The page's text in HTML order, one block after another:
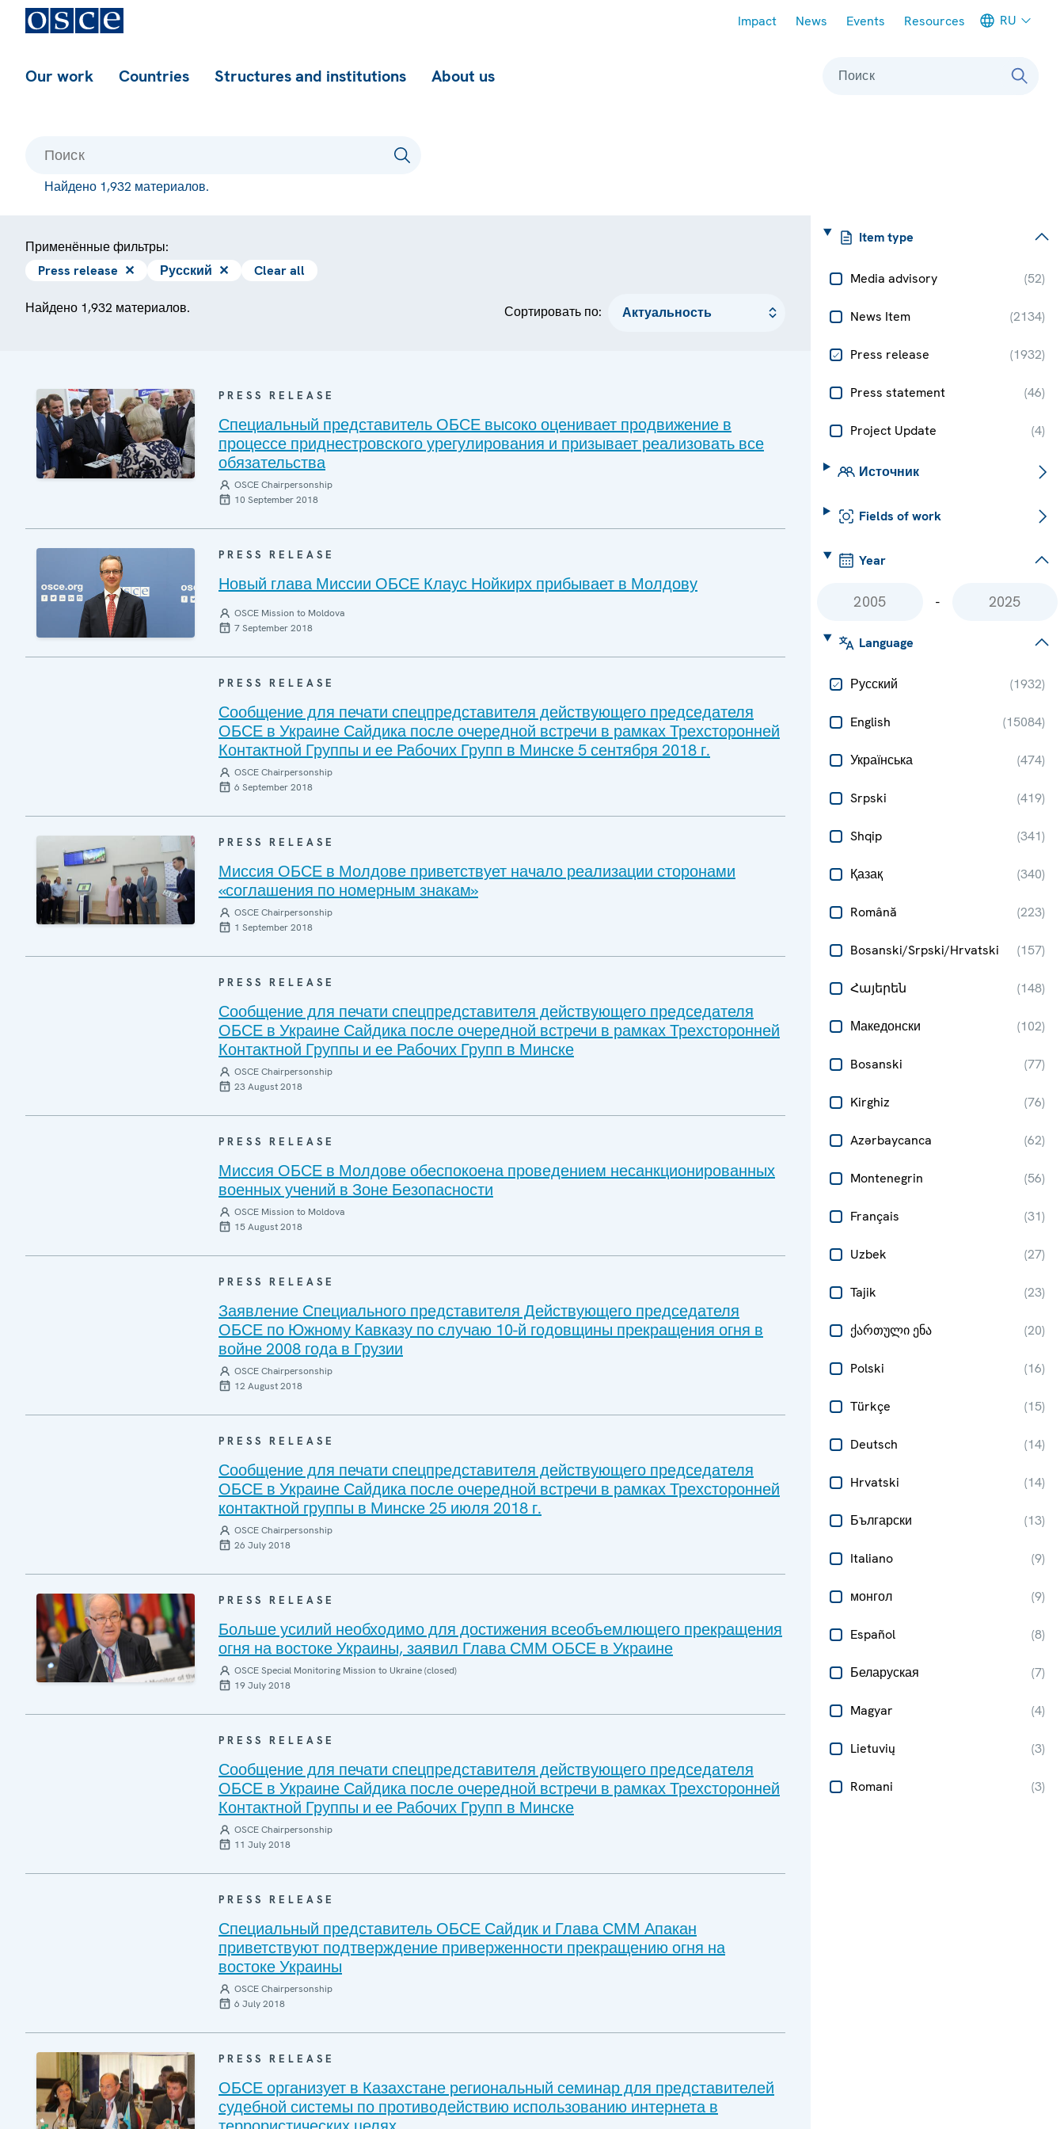
Impact News Events Resources RU
Our work Countries Structures and institutions About us Поиск
Найдено 1,932 материалов.
Item type
Media advisory (52)
News Item (2134)
Press release (1932)
Press statement (46)
Project Update (4)
Источник
Fields of work
Year
-
Language
Русский (1932)
English (15084)
Українська (474)
Srpski (419)
Shqip (341)
Қазақ (340)
Română (223)
Bosanski/Srpski/Hrvatski (157)
Հայերեն (148)
Македонски (102)
Bosanski (77)
Kirghiz (76)
Azərbaycanca (62)
Montenegrin (56)
Français (31)
Uzbek (27)
Tajik (23)
ქართული ენა (20)
Polski (16)
Türkçe (15)
Deutsch (14)
Hrvatski (14)
Български (13)
Italiano (9)
монгол (9)
Español (8)
Беларуская (7)
Magyar (4)
Lietuvių (3)
Romani (3)
Применённые фильтры:
Press release ✕ Русский ✕ Clear all
Найдено 1,932 материалов. Сортировать по:
PRESS RELEASE
Специальный представитель ОБСЕ высоко оценивает продвижение в
процессе приднестровского урегулирования и призывает реализовать все
обязательства
OSCE Chairpersonship
10 September 2018
PRESS RELEASE
Новый глава Миссии ОБСЕ Клаус Нойкирх прибывает в Молдову
OSCE Mission to Moldova
7 September 2018
PRESS RELEASE
Сообщение для печати спецпредставителя действующего председателя
ОБСЕ в Украине Сайдика после очередной встречи в рамках Трехсторонней
Контактной Группы и ее Рабочих Групп в Минске 5 сентября 2018 г.
OSCE Chairpersonship
6 September 2018
PRESS RELEASE
Миссия ОБСЕ в Молдове приветствует начало реализации сторонами
«соглашения по номерным знакам»
OSCE Chairpersonship
1 September 2018
PRESS RELEASE
Сообщение для печати спецпредставителя действующего председателя
ОБСЕ в Украине Сайдика после очередной встречи в рамках Трехсторонней
Контактной Группы и ее Рабочих Групп в Минске
OSCE Chairpersonship
23 August 2018
PRESS RELEASE
Миссия ОБСЕ в Молдове обеспокоена проведением несанкционированных
военных учений в Зоне Безопасности
OSCE Mission to Moldova
15 August 2018
PRESS RELEASE
Заявление Специального представителя Действующего председателя
ОБСЕ по Южному Кавказу по случаю 10-й годовщины прекращения огня в
войне 2008 года в Грузии
OSCE Chairpersonship
12 August 2018
PRESS RELEASE
Сообщение для печати спецпредставителя действующего председателя
ОБСЕ в Украине Сайдика после очередной встречи в рамках Трехсторонней
контактной группы в Минске 25 июля 2018 г.
OSCE Chairpersonship
26 July 2018
PRESS RELEASE
Больше усилий необходимо для достижения всеобъемлющего прекращения
огня на востоке Украины, заявил Глава СММ ОБСЕ в Украине
OSCE Special Monitoring Mission to Ukraine (closed)
19 July 2018
PRESS RELEASE
Сообщение для печати спецпредставителя действующего председателя
ОБСЕ в Украине Сайдика после очередной встречи в рамках Трехсторонней
Контактной Группы и ее Рабочих Групп в Минске
OSCE Chairpersonship
11 July 2018
PRESS RELEASE
Специальный представитель ОБСЕ Сайдик и Глава СММ Апакан
приветствуют подтверждение приверженности прекращению огня на
востоке Украины
OSCE Chairpersonship
6 July 2018
PRESS RELEASE
ОБСЕ организует в Казахстане региональный семинар для представителей
судебной системы по противодействию использованию интернета в